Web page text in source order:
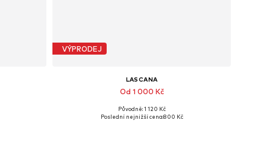
30
VÝPRODEJ
LASCANA
Od 1 000 Kč
Původně: 1 120 Kč
Poslední nejnižší cena:800 Kč